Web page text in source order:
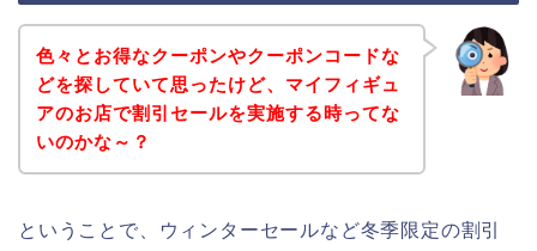
色々とお得なクーポンやクーポンコードな
どを探していて思ったけど、マイフィギュ
アのお店で割引セールを実施する時ってな
いのかな～？
ということで、ウィンターセールなど冬季限定の割引